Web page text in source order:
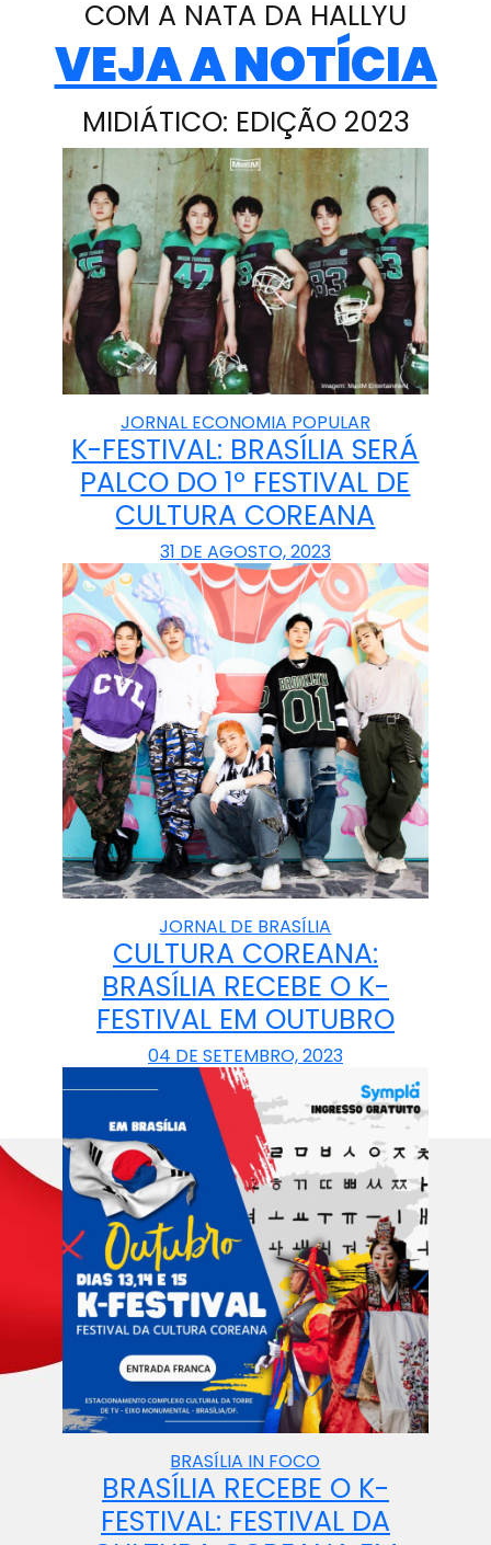
COM A NATA DA HALLYU
VEJA A NOTÍCIA
MIDIÁTICO: EDIÇÃO 2023
JORNAL ECONOMIA POPULAR
K-FESTIVAL: BRASÍLIA SERÁ
PALCO DO 1º FESTIVAL DE
CULTURA COREANA
31 DE AGOSTO, 2023
JORNAL DE BRASÍLIA
CULTURA COREANA:
BRASÍLIA RECEBE O K-
FESTIVAL EM OUTUBRO
04 DE SETEMBRO, 2023
BRASÍLIA IN FOCO
BRASÍLIA RECEBE O K-
FESTIVAL: FESTIVAL DA